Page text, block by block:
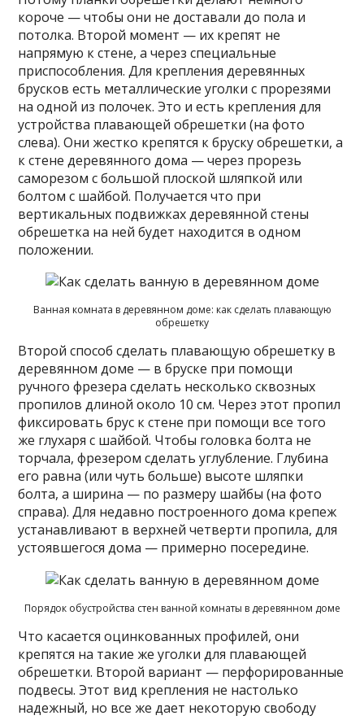
короче — чтобы они не доставали до пола и
потолка. Второй момент — их крепят не
напрямую к стене, а через специальные
приспособления. Для крепления деревянных
брусков есть металлические уголки с прорезями
на одной из полочек. Это и есть крепления для
устройства плавающей обрешетки (на фото
слева). Они жестко крепятся к бруску обрешетки, а
к стене деревянного дома — через прорезь
саморезом с большой плоской шляпкой или
болтом с шайбой. Получается что при
вертикальных подвижках деревянной стены
обрешетка на ней будет находится в одном
положении.
Ванная комната в деревянном доме: как сделать плавающую
обрешетку
Второй способ сделать плавающую обрешетку в
деревянном доме — в бруске при помощи
ручного фрезера сделать несколько сквозных
пропилов длиной около 10 см. Через этот пропил
фиксировать брус к стене при помощи все того
же глухаря с шайбой. Чтобы головка болта не
торчала, фрезером сделать углубление. Глубина
его равна (или чуть больше) высоте шляпки
болта, а ширина — по размеру шайбы (на фото
справа). Для недавно построенного дома крепеж
устанавливают в верхней четверти пропила, для
устоявшегося дома — примерно посередине.
Порядок обустройства стен ванной комнаты в деревянном доме
Что касается оцинкованных профилей, они
крепятся на такие же уголки для плавающей
обрешетки. Второй вариант — перфорированные
подвесы. Этот вид крепления не настолько
надежный, но все же дает некоторую свободу